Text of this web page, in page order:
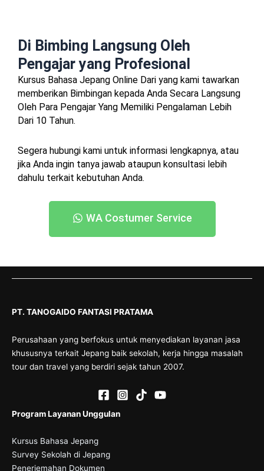
Di Bimbing Langsung Oleh
Pengajar yang Profesional
Kursus Bahasa Jepang Online Dari yang kami tawarkan
memberikan Bimbingan kepada Anda Secara Langsung
Oleh Para Pengajar Yang Memiliki Pengalaman Lebih
Dari 10 Tahun.
Segera hubungi kami untuk informasi lengkapnya, atau
jika Anda ingin tanya jawab ataupun konsultasi lebih
dahulu terkait kebutuhan Anda.
WA Costumer Service
PT. TANOGAIDO FANTASI PRATAMA
Perusahaan yang berfokus untuk menyediakan layanan jasa
khususnya terkait Jepang baik sekolah, kerja hingga masalah
tour dan travel yang berdiri sejak tahun 2007.
Program Layanan Unggulan
Kursus Bahasa Jepang
Survey Sekolah di Jepang
Penerjemahan Dokumen